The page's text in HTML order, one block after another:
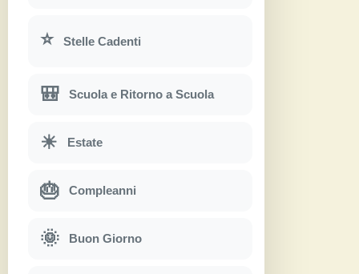
⭐ Stelle Cadenti
🎒 Scuola e Ritorno a Scuola
☀ Estate
🎂 Compleanni
🌞 Buon Giorno